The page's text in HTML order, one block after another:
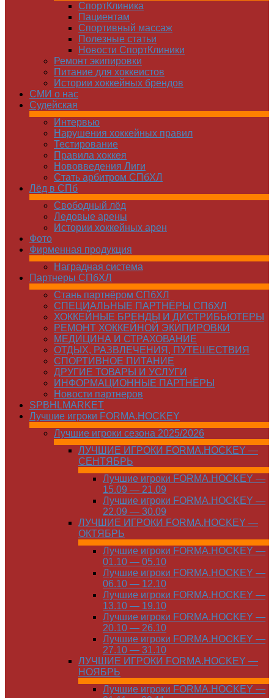
СпортКлиника
Пациентам
Спортивный массаж
Полезные статьи
Новости СпортКлиники
Ремонт экипировки
Питание для хоккеистов
Истории хоккейных брендов
СМИ о нас
Судейская
Интервью
Нарушения хоккейных правил
Тестирование
Правила хоккея
Нововведения Лиги
Стать арбитром СПбХЛ
Лёд в СПб
Свободный лёд
Ледовые арены
Истории хоккейных арен
Фото
Фирменная продукция
Наградная система
Партнеры СПбХЛ
Стань партнёром СПбХЛ
СПЕЦИАЛЬНЫЕ ПАРТНЁРЫ СПбХЛ
ХОККЕЙНЫЕ БРЕНДЫ И ДИСТРИБЬЮТЕРЫ
РЕМОНТ ХОККЕЙНОЙ ЭКИПИРОВКИ
МЕДИЦИНА И СТРАХОВАНИЕ
ОТДЫХ, РАЗВЛЕЧЕНИЯ, ПУТЕШЕСТВИЯ
СПОРТИВНОЕ ПИТАНИЕ
ДРУГИЕ ТОВАРЫ И УСЛУГИ
ИНФОРМАЦИОННЫЕ ПАРТНЁРЫ
Новости партнеров
SPBHLMARKET
Лучшие игроки FORMA.HOCKEY
Лучшие игроки сезона 2025/2026
ЛУЧШИЕ ИГРОКИ FORMA.HOCKEY —
СЕНТЯБРЬ
Лучшие игроки FORMA.HOCKEY —
15.09 — 21.09
Лучшие игроки FORMA.HOCKEY —
22.09 — 30.09
ЛУЧШИЕ ИГРОКИ FORMA.HOCKEY —
ОКТЯБРЬ
Лучшие игроки FORMA.HOCKEY —
01.10 — 05.10
Лучшие игроки FORMA.HOCKEY —
06.10 — 12.10
Лучшие игроки FORMA.HOCKEY —
13.10 — 19.10
Лучшие игроки FORMA.HOCKEY —
20.10 — 26.10
Лучшие игроки FORMA.HOCKEY —
27.10 — 31.10
ЛУЧШИЕ ИГРОКИ FORMA.HOCKEY —
НОЯБРЬ
Лучшие игроки FORMA.HOCKEY —